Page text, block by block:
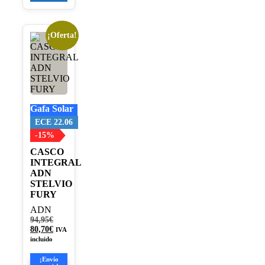
¡Oferta!
Gafa Solar
ECE 22.06
-15%
CASCO
INTEGRAL
ADN
STELVIO
FURY
ADN
94,95€El
precio
94,95€.
80,70€El
es:
IVA
incluido
¡Envío
Este
producto
tiene
múltiples
variantes.
Las
se
pueden
elegir
en
la
página
de
producto